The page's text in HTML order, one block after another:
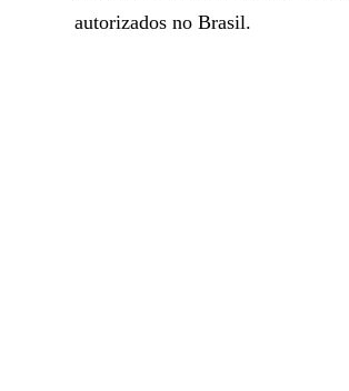
autorizados no Brasil.